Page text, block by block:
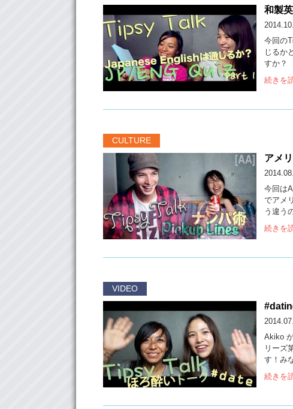
和製
今回の
じるか
すか？
続きを
CULTURE
アメ
今回は
でアメ
う違う
続きを
VIDEO
Akiko
リーズ
す！み
続きを